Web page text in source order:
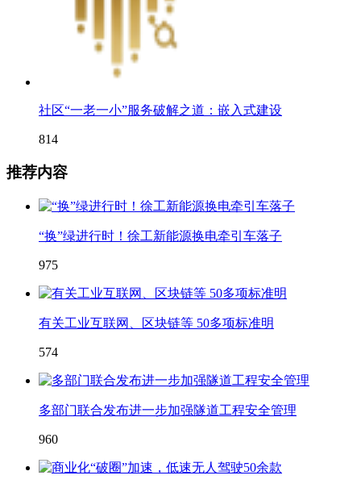
社区“一老一小”服务破解之道：嵌入式建设
814
推荐内容
“换”绿进行时！徐工新能源换电牵引车落子
975
有关工业互联网、区块链等 50多项标准明
574
多部门联合发布进一步加强隧道工程安全管理
960